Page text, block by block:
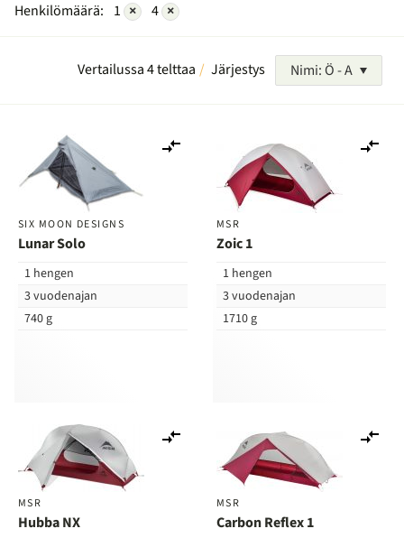
Henkilömäärä: 1 × 4 ×
Vertailussa 4 telttaa Järjestys Nimi: Ö - A
SIX MOON DESIGNS
Lunar Solo
1 hengen
3 vuodenajan
740 g
vertailuun
MSR
Zoic 1
1 hengen
3 vuodenajan
1710 g
MSR
Hubba NX
vertailuun
MSR
Carbon Reflex 1